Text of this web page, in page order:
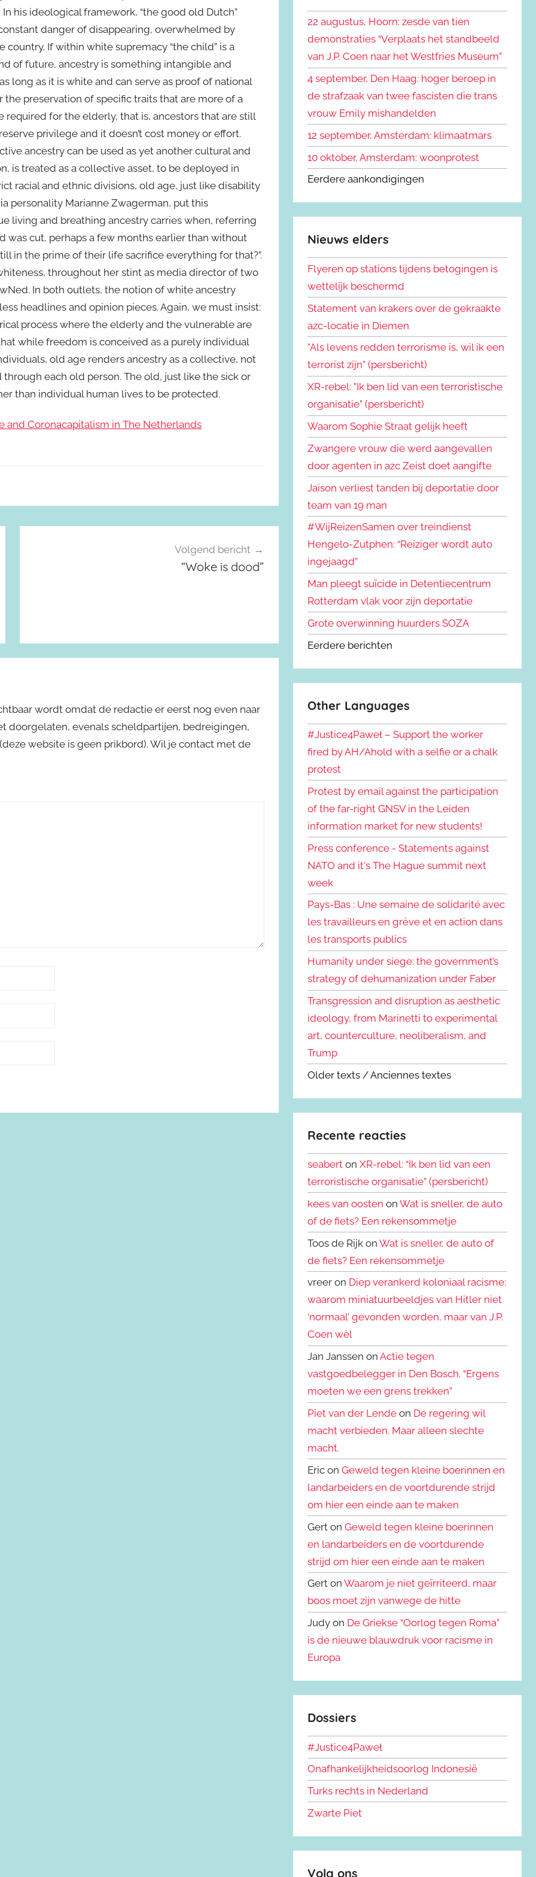
his ideological framework, “the good old Dutch”
danger of disappearing, overwhelmed by
If within white supremacy “the child” is a
of future, ancestry is something intangible and
long as it is white and can serve as proof of national
preservation of specific traits that are more of a
for the elderly, that is, ancestors that are still
privilege and it doesn’t cost money or effort.
ancestry can be used as yet another cultural and
is treated as a collective asset, to be deployed in
racial and ethnic divisions, old age, just like disability
personality Marianne Zwagerman, put this
living and breathing ancestry carries when, referring
was cut, perhaps a few months earlier than without
in the prime of their life sacrifice everything for that?”.
throughout her stint as media director of two
In both outlets, the notion of white ancestry
headlines and opinion pieces. Again, we must insist:
process where the elderly and the vulnerable are
while freedom is conceived as a purely individual
old age renders ancestry as a collective, not
each old person. The old, just like the sick or
than individual human lives to be protected.
and Coronacapitalism in The Netherlands
Volgend bericht
“Woke is dood”
wordt omdat de redactie er eerst nog even naar
doorgelaten, evenals scheldpartijen, bedreigingen,
website is geen prikbord). Wil je contact met de
n
a
a
r
:
n
22 augustus, Hoorn: zesde van tien
demonstraties “Verplaats het standbeeld
van J.P. Coen naar het Westfries Museum”
4 september, Den Haag: hoger beroep in
de strafzaak van twee fascisten die trans
vrouw Emily mishandelden
12 september, Amsterdam: klimaatmars
10 oktober, Amsterdam: woonprotest
Eerdere aankondigingen
Nieuws elders
Flyeren op stations tijdens betogingen is
wettelijk beschermd
Statement van krakers over de gekraakte
azc-locatie in Diemen
"Als levens redden terrorisme is, wil ik een
terrorist zijn" (persbericht)
XR-rebel: "Ik ben lid van een terroristische
organisatie" (persbericht)
Waarom Sophie Straat gelijk heeft
Zwangere vrouw die werd aangevallen
door agenten in azc Zeist doet aangifte
Jaison verliest tanden bij deportatie door
team van 19 man
#WijReizenSamen over treindienst
Hengelo-Zutphen: “Reiziger wordt auto
ingejaagd”
Man pleegt suïcide in Detentiecentrum
Rotterdam vlak voor zijn deportatie
Grote overwinning huurders SOZA
Eerdere berichten
Other Languages
#Justice4Paweł – Support the worker
fired by AH/Ahold with a selfie or a chalk
protest
Protest by email against the participation
of the far-right GNSV in the Leiden
information market for new students!
Press conference - Statements against
NATO and it's The Hague summit next
week
Pays-Bas : Une semaine de solidarité avec
les travailleurs en grève et en action dans
les transports publics
Humanity under siege: the government’s
strategy of dehumanization under Faber
Transgression and disruption as aesthetic
ideology, from Marinetti to experimental
art, counterculture, neoliberalism, and
Trump
Older texts / Anciennes textes
Recente reacties
seabert onXR-rebel: “Ik ben lid van een
terroristische organisatie” (persbericht)
kees van oosten onWat is sneller, de auto
of de fiets? Een rekensommetje
Toos de Rijk onWat is sneller, de auto of
de fiets? Een rekensommetje
vreer on Diep verankerd koloniaal racisme:
waarom miniatuurbeeldjes van Hitler niet
‘normaal’ gevonden worden, maar van J.P.
Coen wèl
Jan Janssen onActie tegen
vastgoedbelegger in Den Bosch. “Ergens
moeten we een grens trekken”
Piet van der Lende on De regering wil
macht verbieden. Maar alleen slechte
macht.
Eric onGeweld tegen kleine boerinnen en
landarbeiders en de voortdurende strijd
om hier een einde aan te maken
Gert onGeweld tegen kleine boerinnen
en landarbeiders en de voortdurende
strijd om hier een einde aan te maken
Gert onWaarom je niet geïrriteerd, maar
boos moet zijn vanwege de hitte
Judy on De Griekse “Oorlog tegen Roma”
is de nieuwe blauwdruk voor racisme in
Europa
Dossiers
#Justice4Paweł
Onafhankelijkheidsoorlog Indonesië
Turks rechts in Nederland
Zwarte Piet
Volg ons